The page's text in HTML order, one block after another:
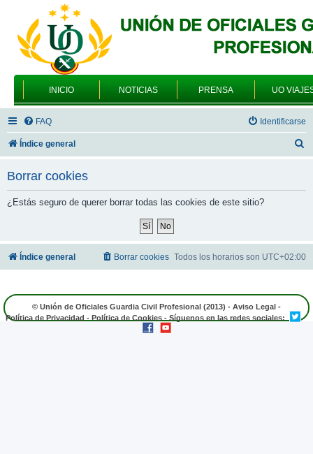
INICIO NOTICIAS PRENSA UO
FAQ Identificarse
Índice general
Borrar cookies
¿Estás seguro de querer borrar todas las cookies de este sitio?
Índice general Todos los horarios son UTC+02:00
Borrar cookies
© Unión de Oficiales Guardia Civil Profesional (2013) - Aviso Legal -
Política de Privacidad - Política de Cookies - Síguenos en las redes sociales: